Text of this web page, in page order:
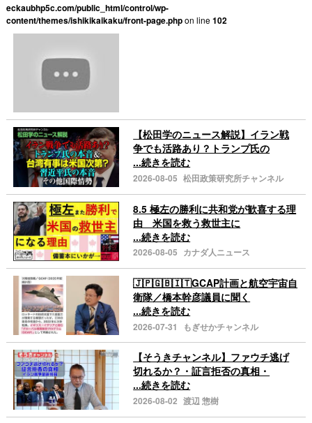
eckaubhp5c.com/public_html/control/wp-
content/themes/ishikikaikaku/front-page.phpon line102
【松田学のニュース解説】イラン戦
争でも活路あり？トランプ氏の
...続きを読む
2026-08-05 松田政策研究所チャンネル
8.5 極左の勝利に共和党が歓喜する理
由 米国を救う救世主に
...続きを読む
2026-08-05 カナダ人ニュース
🇯🇵🇬🇧🇮🇹GCAP計画と航空宇宙自
衛隊／橋本幹彦議員に聞く
...続きを読む
2026-07-31 もぎせかチャンネル
【そうきチャンネル】ファウチ逃げ
切れるか？・証言拒否の真相・
...続きを読む
2026-08-02 渡辺 惣樹